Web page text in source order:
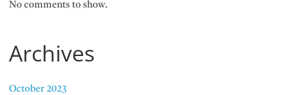
No comments to show.
Archives
October 2023